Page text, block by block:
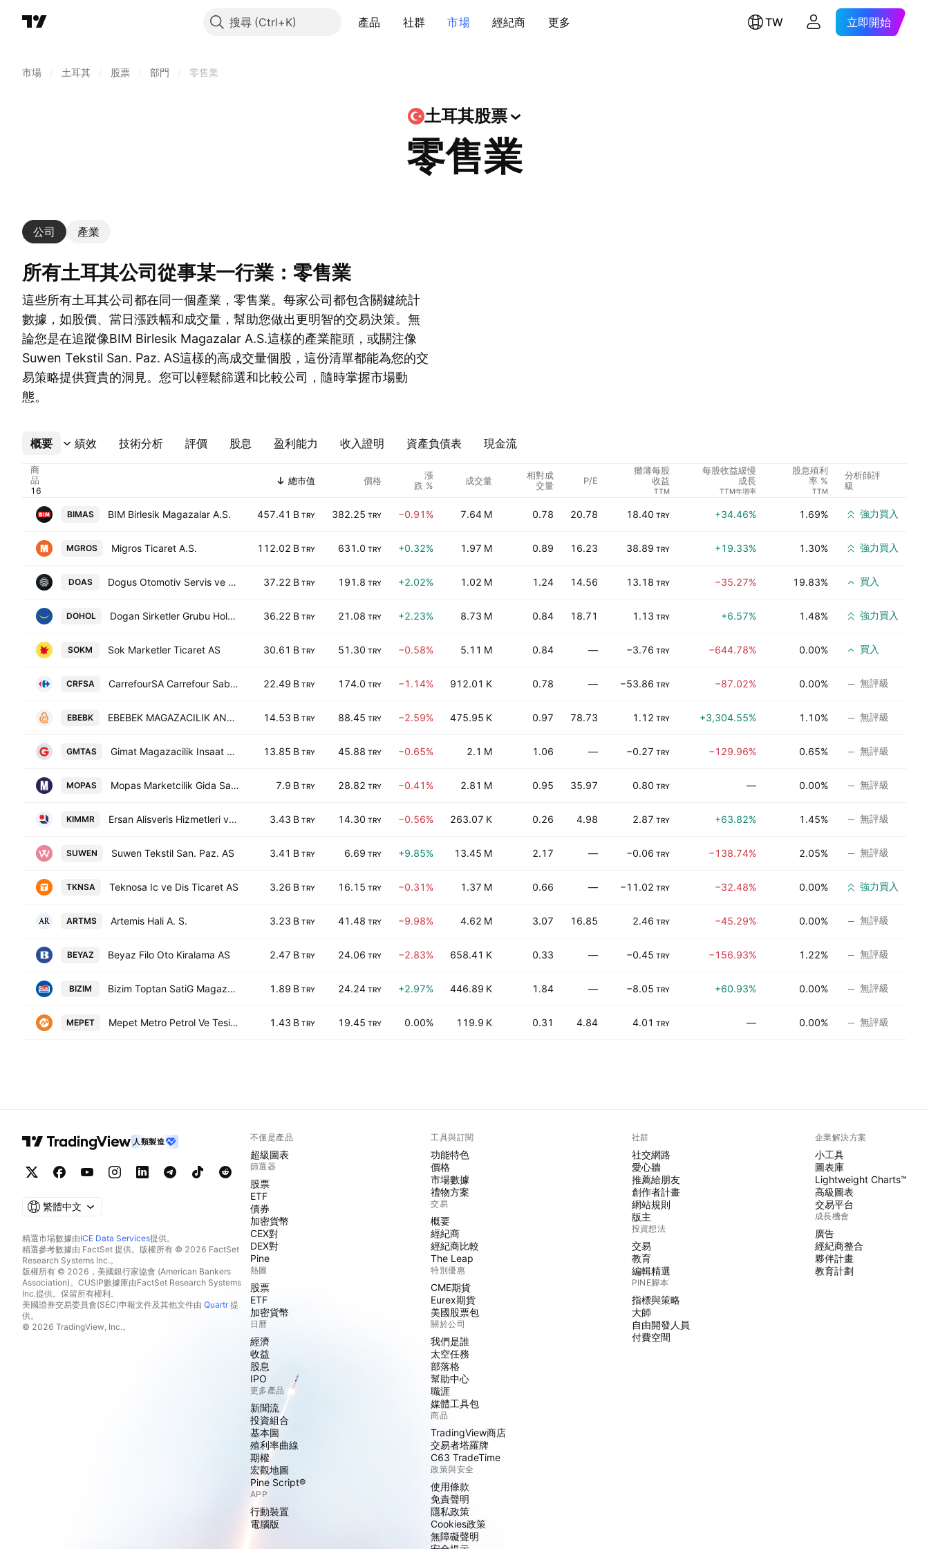
搜尋 產品 社群 市場 經紀商 更多 TW 立即開始
市場 土耳其 股票 部門 零售業
土耳其股票
零售業
公司 產業
所有土耳其公司從事某一行業：零售業
這些所有土耳其公司都在同一個產業，零售業。每家公司都包含關鍵統計
數據，如股價、當日漲跌幅和成交量，幫助您做出更明智的交易決策。無
論您是在追蹤像BIM Birlesik Magazalar A.S.這樣的產業龍頭，或關注像
Suwen Tekstil San. Paz. AS這樣的高成交量個股，這份清單都能為您的交
易策略提供寶貴的洞見。您可以輕鬆篩選和比較公司，隨時掌握市場動
態。
概要 績效 技術分析 評價 股息 盈利能力 收入證明 資產負債表 現金流
更多
商
品
總市值 價格
漲
跌 %
成交量
相對成
交量
P/E
攤薄每股
收益
TTM
每股收益緩慢
成長
TTM年增率
股息殖利
率 %
TTM
分析師評
級
BIMAS BIM Birlesik Magazalar A.S. 457.41 B TRY 382.25 TRY −0.91% 7.64 M 0.78 20.78 18.40 TRY +34.46% 1.69% 強力買入
MGROS Migros Ticaret A.S. 112.02 B TRY 631.0 TRY +0.32% 1.97 M 0.89 16.23 38.89 TRY +19.33% 1.30% 強力買入
DOAS Dogus Otomotiv Servis ve Ticaret Anonim Sirketi 37.22 B TRY 191.8 TRY +2.02% 1.02 M 1.24 14.56 13.18 TRY −35.27% 19.83% 買入
DOHOL Dogan Sirketler Grubu Holding A.S. 36.22 B TRY 21.08 TRY +2.23% 8.73 M 0.84 18.71 1.13 TRY +6.57% 1.48% 強力買入
SOKM Sok Marketler Ticaret AS 30.61 B TRY 51.30 TRY −0.58% 5.11 M 0.84 — −3.76 TRY −644.78% 0.00% 買入
CRFSA CarrefourSA Carrefour Sabanci Ticaret Merkezi A.S. 22.49 B TRY 174.0 TRY −1.14% 912.01 K 0.78 — −53.86 TRY −87.02% 0.00% 無評級
EBEBK EBEBEK MAGAZACILIK ANONIM SIRKETI 14.53 B TRY 88.45 TRY −2.59% 475.95 K 0.97 78.73 1.12 TRY +3,304.55% 1.10% 無評級
GMTAS Gimat Magazacilik Insaat Sanayi ve Ticaret A.S. 13.85 B TRY 45.88 TRY −0.65% 2.1 M 1.06 — −0.27 TRY −129.96% 0.65% 無評級
MOPAS Mopas Marketcilik Gida Sanayi Ve Ticaret A.S. 7.9 B TRY 28.82 TRY −0.41% 2.81 M 0.95 35.97 0.80 TRY — 0.00% 無評級
KIMMR Ersan Alisveris Hizmetleri ve Gida Sanayi Ticaret A.S. 3.43 B TRY 14.30 TRY −0.56% 263.07 K 0.26 4.98 2.87 TRY +63.82% 1.45% 無評級
SUWEN Suwen Tekstil San. Paz. AS 3.41 B TRY 6.69 TRY +9.85% 13.45 M 2.17 — −0.06 TRY −138.74% 2.05% 無評級
TKNSA Teknosa Ic ve Dis Ticaret AS 3.26 B TRY 16.15 TRY −0.31% 1.37 M 0.66 — −11.02 TRY −32.48% 0.00% 強力買入
ARTMS Artemis Hali A. S. 3.23 B TRY 41.48 TRY −9.98% 4.62 M 3.07 16.85 2.46 TRY −45.29% 0.00% 無評級
BEYAZ Beyaz Filo Oto Kiralama AS 2.47 B TRY 24.06 TRY −2.83% 658.41 K 0.33 — −0.45 TRY −156.93% 1.22% 無評級
BIZIM Bizim Toptan SatiG Magazalari A.g. 1.89 B TRY 24.24 TRY +2.97% 446.89 K 1.84 — −8.05 TRY +60.93% 0.00% 無評級
MEPET Mepet Metro Petrol Ve Tesisleri Sanayi Ticaret A.S. 1.43 B TRY 19.45 TRY 0.00% 119.9 K 0.31 4.84 4.01 TRY — 0.00% 無評級
人類製造
繁體中文
精選市場數據由ICE Data Services提供。
精選參考數據由 FactSet 提供。版權所有 © 2026 FactSet
Research Systems Inc.。
版權所有 © 2026，美國銀行家協會 (American Bankers
Association)。CUSIP數據庫由FactSet Research Systems
Inc.提供。保留所有權利。
美國證券交易委員會(SEC)申報文件及其他文件由 Quartr提
供。
© 2026 TradingView, Inc.。
不僅是產品
超級圖表
篩選器
股票
ETF
債券
加密貨幣
CEX對
DEX對
Pine
熱圖
股票
ETF
加密貨幣
日曆
經濟
收益
股息
IPO
更多產品
新聞流
投資組合
基本圖
殖利率曲線
期權
宏觀地圖
Pine Script®
APP
行動裝置
電腦版
工具與訂閱
功能特色
價格
市場數據
禮物方案
交易
概要
經紀商
經紀商比較
The Leap
特別優惠
CME期貨
Eurex期貨
美國股票包
關於公司
我們是誰
太空任務
部落格
幫助中心
職涯
媒體工具包
商品
TradingView商店
交易者塔羅牌
C63 TradeTime
政策與安全
使用條款
免責聲明
隱私政策
Cookies政策
無障礙聲明
社群
社交網路
愛心牆
推薦給朋友
創作者計畫
網站規則
版主
投資想法
交易
教育
編輯精選
PINE腳本
指標與策略
大師
自由開發人員
付費空間
企業解決方案
小工具
圖表庫
Lightweight Charts™
高級圖表
交易平台
成長機會
廣告
經紀商整合
夥伴計畫
教育計劃